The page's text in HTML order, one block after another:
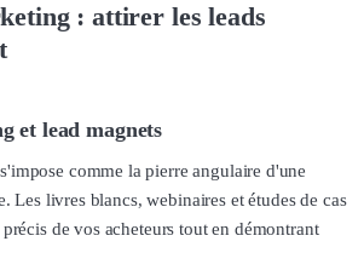
: attirer les leads
et lead magnets
s'impose comme la pierre angulaire d'une
Les livres blancs, webinaires et études de cas
de vos acheteurs tout en démontrant